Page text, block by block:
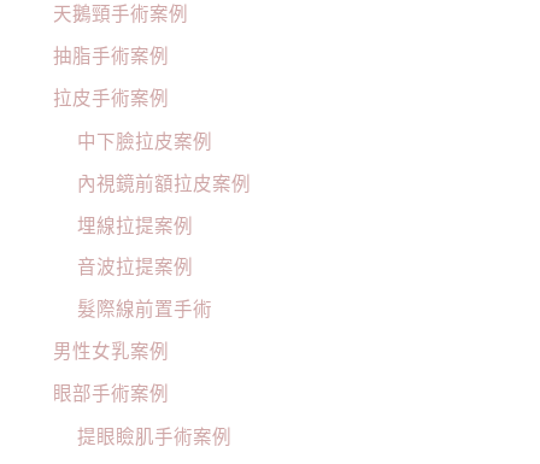
天鵝頸手術案例
抽脂手術案例
拉皮手術案例
中下臉拉皮案例
內視鏡前額拉皮案例
埋線拉提案例
音波拉提案例
髮際線前置手術
男性女乳案例
眼部手術案例
提眼瞼肌手術案例